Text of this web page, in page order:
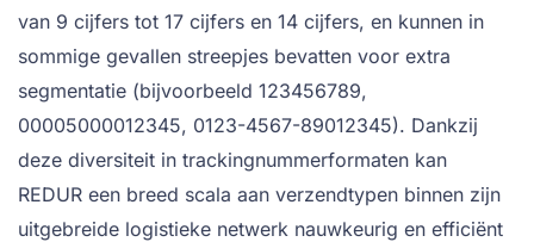
van 9 cijfers tot 17 cijfers en 14 cijfers, en kunnen in
sommige gevallen streepjes bevatten voor extra
segmentatie (bijvoorbeeld 123456789,
00005000012345, 0123-4567-89012345). Dankzij
deze diversiteit in trackingnummerformaten kan
REDUR een breed scala aan verzendtypen binnen zijn
uitgebreide logistieke netwerk nauwkeurig en efficiënt